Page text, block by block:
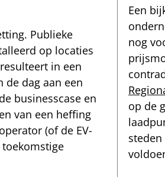
Publieke
op locaties
in een
de dag aan een
businesscase en
van een heffing
(of de EV-
Een
nog
op de